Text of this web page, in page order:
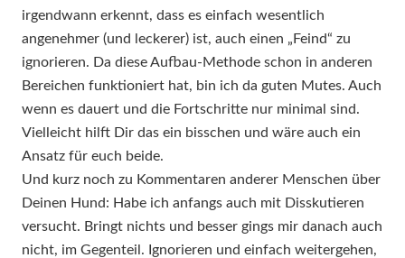
irgendwann erkennt, dass es einfach wesentlich
angenehmer (und leckerer) ist, auch einen „Feind“ zu
ignorieren. Da diese Aufbau-Methode schon in anderen
Bereichen funktioniert hat, bin ich da guten Mutes. Auch
wenn es dauert und die Fortschritte nur minimal sind.
Vielleicht hilft Dir das ein bisschen und wäre auch ein
Ansatz für euch beide.
Und kurz noch zu Kommentaren anderer Menschen über
Deinen Hund: Habe ich anfangs auch mit Disskutieren
versucht. Bringt nichts und besser gings mir danach auch
nicht, im Gegenteil. Ignorieren und einfach weitergehen,